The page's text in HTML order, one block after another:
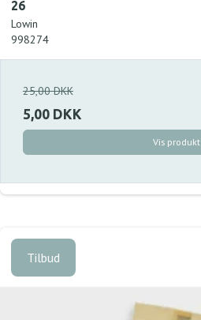
26
Lowin
998274
25,00 DKK
5,00 DKK
Vis produkt
Tilbud